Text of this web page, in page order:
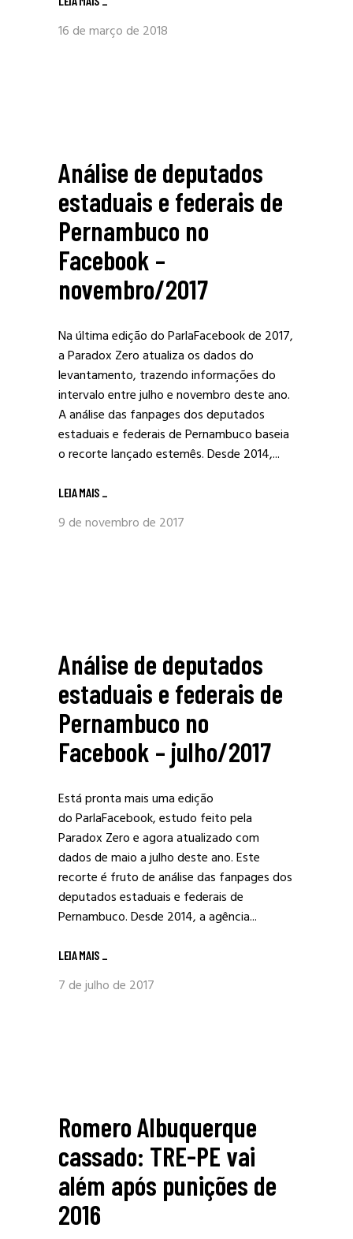
16 de março de 2018
Análise de deputados
estaduais e federais de
Pernambuco no
Facebook –
novembro/2017
Na última edição do ParlaFacebook de 2017,
a Paradox Zero atualiza os dados do
levantamento, trazendo informações do
intervalo entre julho e novembro deste ano.
A análise das fanpages dos deputados
estaduais e federais de Pernambuco baseia
o recorte lançado estemês. Desde 2014,...
LEIA MAIS _
9 de novembro de 2017
Análise de deputados
estaduais e federais de
Pernambuco no
Facebook – julho/2017
Está pronta mais uma edição
do ParlaFacebook, estudo feito pela
Paradox Zero e agora atualizado com
dados de maio a julho deste ano. Este
recorte é fruto de análise das fanpages dos
deputados estaduais e federais de
Pernambuco. Desde 2014, a agência...
LEIA MAIS _
7 de julho de 2017
Romero Albuquerque
cassado: TRE-PE vai
além após punições de
2016